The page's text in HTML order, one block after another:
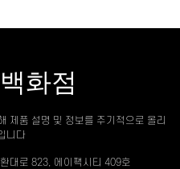
화점
제품 설명 및 정보를 주기적으로 올리
니다
대로 823, 에이팩시티 409호